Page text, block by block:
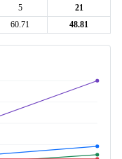
5
21
60.71 48.81